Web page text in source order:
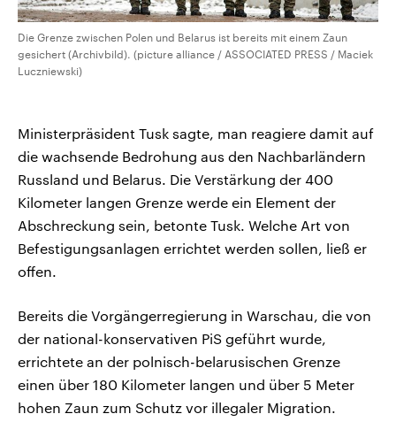
Die Grenze zwischen Polen und Belarus ist bereits mit einem Zaun
gesichert (Archivbild). (picture alliance / ASSOCIATED PRESS / Maciek
Luczniewski)
Ministerpräsident Tusk sagte, man reagiere damit auf
die wachsende Bedrohung aus den Nachbarländern
Russland und Belarus. Die Verstärkung der 400
Kilometer langen Grenze werde ein Element der
Abschreckung sein, betonte Tusk. Welche Art von
Befestigungsanlagen errichtet werden sollen, ließ er
offen.
Bereits die Vorgängerregierung in Warschau, die von
der national-konservativen PiS geführt wurde,
errichtete an der polnisch-belarusischen Grenze
einen über 180 Kilometer langen und über 5 Meter
hohen Zaun zum Schutz vor illegaler Migration.